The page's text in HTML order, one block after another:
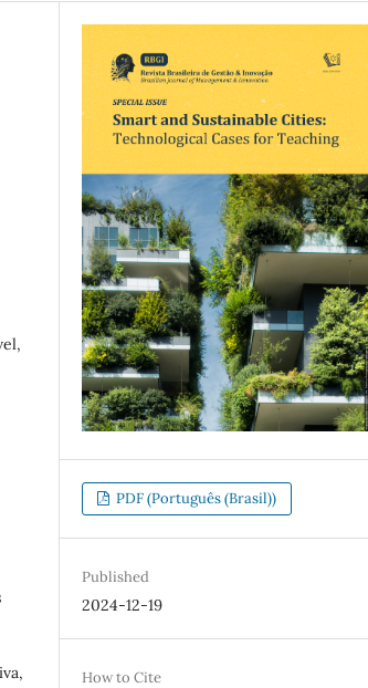
PDF (Português (Brasil))
Published
2024-12-19
How to Cite